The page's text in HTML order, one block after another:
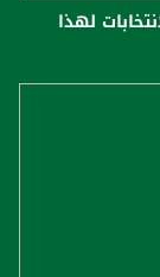
لهذا